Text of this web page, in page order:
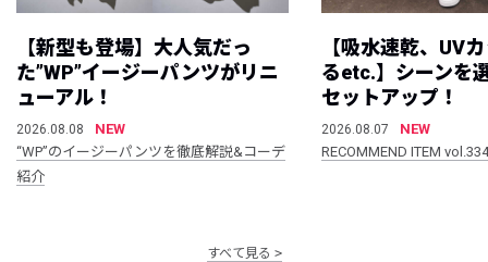
【新型も登場】大人気だっ
た”WP”イージーパンツがリニ
ューアル！
2026.08.08
NEW
“WP”のイージーパンツを徹底解説&コーデ
紹介
【吸水速乾、UV
るetc.】シーンを
セットアップ！
2026.08.07
NEW
RECOMMEND ITEM vol.334
すべて見る